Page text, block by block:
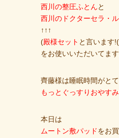
西川の整圧ふとんと
西川のドクターセラ・
↑↑↑
(殿様セット と言います
をお使いいただいてます
齊藤様は睡眠時間がとて
もっとぐっすりおやす
本日は
ムートン敷パッドをお